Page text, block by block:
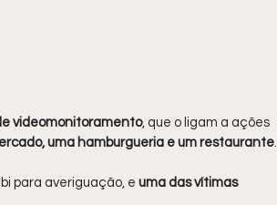
videomonitoramento, que o ligam a ações
uma hamburgueria e um restaurante.
para averiguação, e uma das vítimas